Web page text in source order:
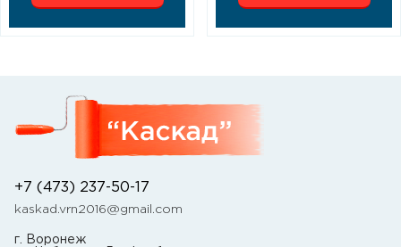
+7 (473) 237-50-17
kaskad.vrn2016@gmail.com
г. Воронеж